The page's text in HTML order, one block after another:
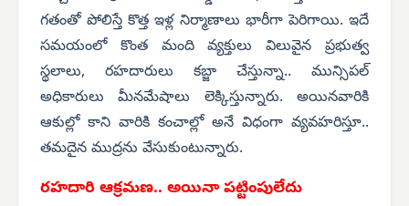
గతంతో పోలిస్తే కొత్త ఇళ్ల నిర్మాణాలు భారీగా పెరిగాయి. ఇదే
సమయంలో కొంత మంది వ్యక్తులు విలువైన ప్రభుత్వ
స్థలాలు, రహదారులు కబ్జా చేస్తున్నా.. మున్సిపల్
అధికారులు మీనమేషాలు లెక్కిస్తున్నారు. అయినవారికి
ఆకుల్లో కాని వారికి కంచాల్లో అనే విధంగా వ్యవహరిస్తూ..
తమదైన ముద్రను వేసుకుంటున్నారు.
రహదారి ఆక్రమణ.. అయినా పట్టింపులేదు